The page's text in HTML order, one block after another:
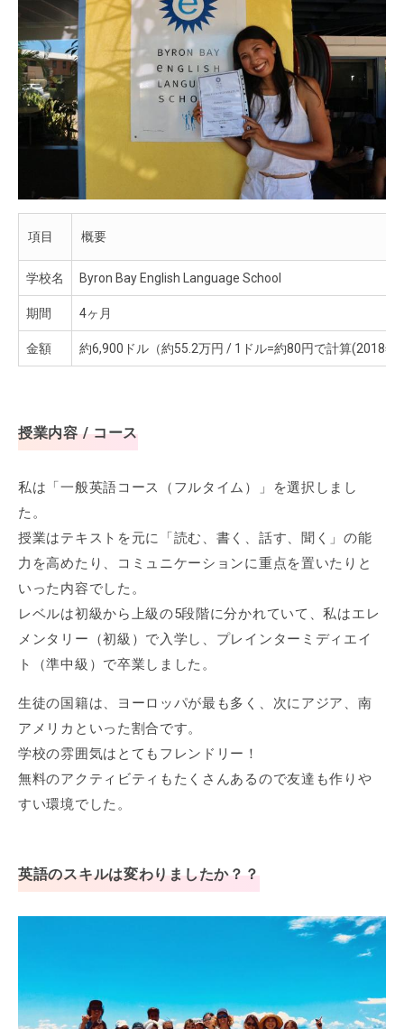
項目 概要
学校名 Byron Bay English Language School
期間 4ヶ月
金額 約6,900ドル（約55.2万円 / 1ドル=約80円で計算(2018年
授業内容 / コース
私は「一般英語コース（フルタイム）」を選択しまし
た。
授業はテキストを元に「読む、書く、話す、聞く」の能
力を高めたり、コミュニケーションに重点を置いたりと
いった内容でした。
レベルは初級から上級の5段階に分かれていて、私はエレ
メンタリー（初級）で入学し、プレインターミディエイ
ト（準中級）で卒業しました。
生徒の国籍は、ヨーロッパが最も多く、次にアジア、南
アメリカといった割合です。
学校の雰囲気はとてもフレンドリー！
無料のアクティビティもたくさんあるので友達も作りや
すい環境でした。
英語のスキルは変わりましたか？？